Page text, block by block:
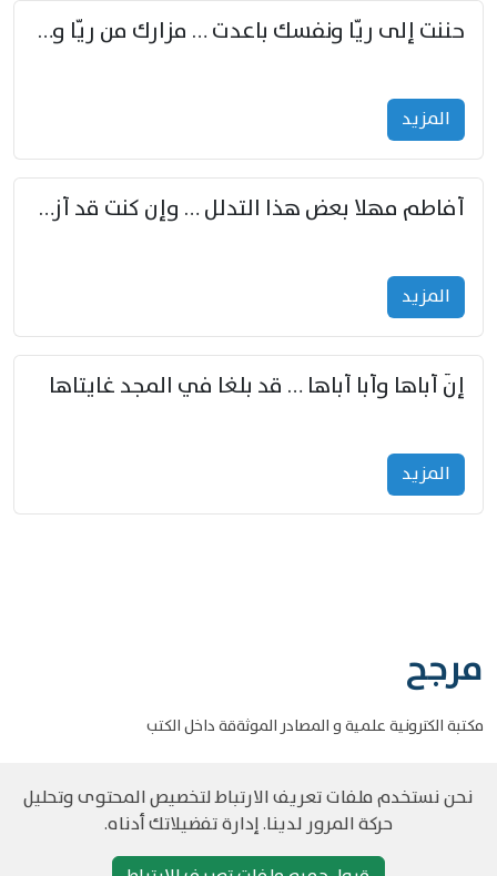
حننت إلى ريّا ونفسك باعدت … مزارك من ريّا وشعباكما معا
المزید
أفاطم مهلا بعض هذا التدلل … وإن كنت قد أزمعت صرمي فأجملي
المزید
إنّ أباها وأبا أباها … قد بلغا في المجد غايتاها
المزید
مرجح
مكتبة الكترونية علمية و المصادر الموثةقة داخل الكتب
حقوق الطبع والنشر مرجح جميع الحقوق محفوظةسياسة و الخصوصية
نحن نستخدم ملفات تعريف الارتباط لتخصيص المحتوى وتحليل
حركة المرور لدينا. إدارة تفضيلاتك أدناه.